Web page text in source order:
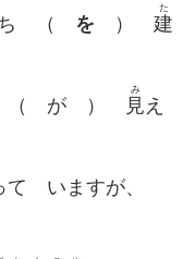
（ を ）建
た
（ が ） 見
み
え
て いますが、